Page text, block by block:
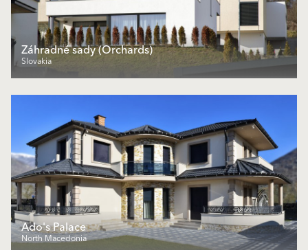
Záhradné sady (Orchards)
Slovakia
Ado's Palace
North Macedonia